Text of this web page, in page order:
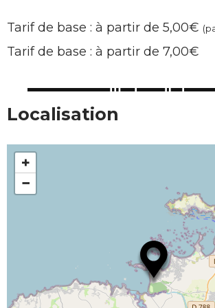
Tarif de base : à partir de 5,00€
Tarif de base : à partir de 7,00€
Localisation
+
−